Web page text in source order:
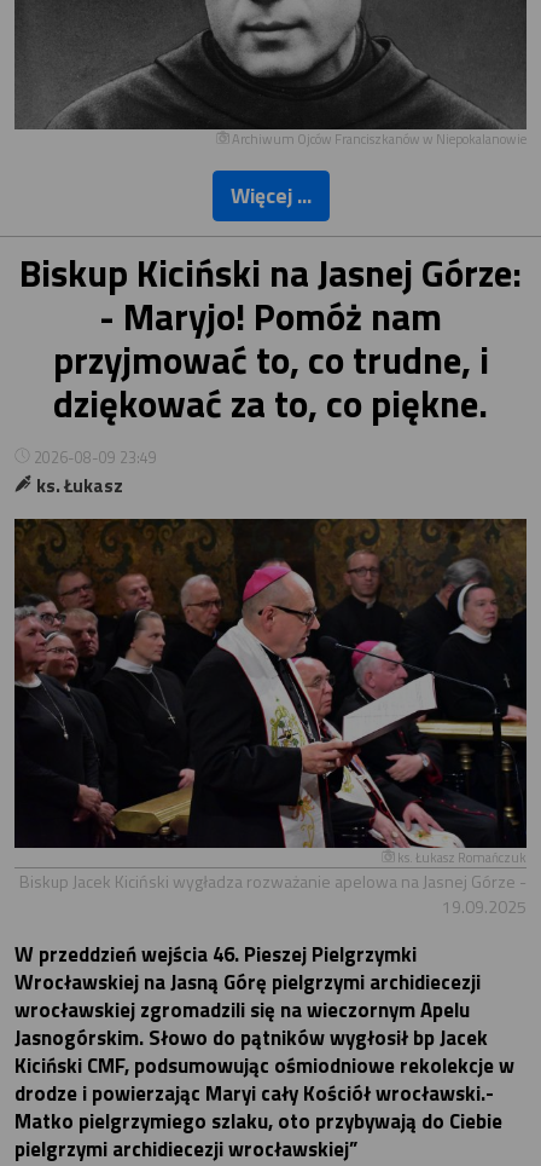
Archiwum Ojców Franciszkanów w Niepokalanowie
Więcej ...
Biskup Kiciński na Jasnej Górze:
- Maryjo! Pomóż nam
przyjmować to, co trudne, i
dziękować za to, co piękne.
2026-08-09 23:49
ks. Łukasz
ks. Łukasz Romańczuk
Biskup Jacek Kiciński wygładza rozważanie apelowa na Jasnej Górze -
19.09.2025
W przeddzień wejścia 46. Pieszej Pielgrzymki
Wrocławskiej na Jasną Górę pielgrzymi archidiecezji
wrocławskiej zgromadzili się na wieczornym Apelu
Jasnogórskim. Słowo do pątników wygłosił bp Jacek
Kiciński CMF, podsumowując ośmiodniowe rekolekcje w
drodze i powierzając Maryi cały Kościół wrocławski.-
Matko pielgrzymiego szlaku, oto przybywają do Ciebie
pielgrzymi archidiecezji wrocławskiej”